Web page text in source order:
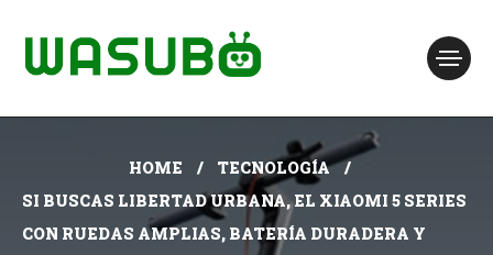
HOME
TECNOLOGÍA
SI BUSCAS LIBERTAD URBANA, EL XIAOMI 5 SERIES
CON RUEDAS AMPLIAS, BATERÍA DURADERA Y